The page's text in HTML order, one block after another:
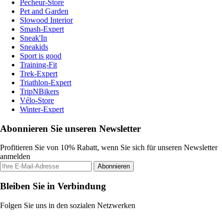
Pecheur-Store
Pet and Garden
Slowood Interior
Smash-Expert
Sneak'In
Sneakids
Sport is good
Training-Fit
Trek-Expert
Triathlon-Expert
TripNBikers
Vélo-Store
Winter-Expert
Abonnieren Sie unseren Newsletter
Profitieren Sie von 10% Rabatt, wenn Sie sich für unseren Newsletter
anmelden
Abonnieren
Bleiben Sie in Verbindung
Folgen Sie uns in den sozialen Netzwerken